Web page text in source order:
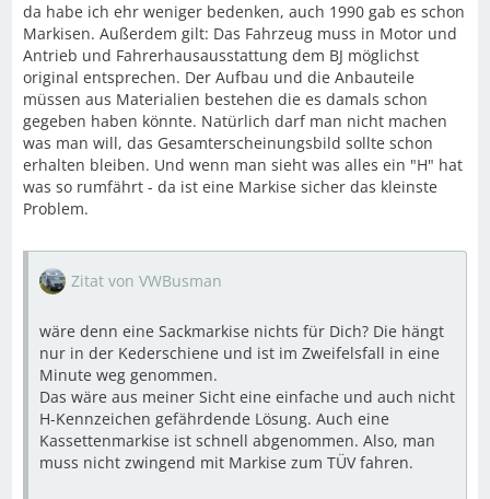
da habe ich ehr weniger bedenken, auch 1990 gab es schon
Markisen. Außerdem gilt: Das Fahrzeug muss in Motor und
Antrieb und Fahrerhausausstattung dem BJ möglichst
original entsprechen. Der Aufbau und die Anbauteile
müssen aus Materialien bestehen die es damals schon
gegeben haben könnte. Natürlich darf man nicht machen
was man will, das Gesamterscheinungsbild sollte schon
erhalten bleiben. Und wenn man sieht was alles ein "H" hat
was so rumfährt - da ist eine Markise sicher das kleinste
Problem.
Zitat von VWBusman
wäre denn eine Sackmarkise nichts für Dich? Die hängt
nur in der Kederschiene und ist im Zweifelsfall in eine
Minute weg genommen.
Das wäre aus meiner Sicht eine einfache und auch nicht
H-Kennzeichen gefährdende Lösung. Auch eine
Kassettenmarkise ist schnell abgenommen. Also, man
muss nicht zwingend mit Markise zum TÜV fahren.